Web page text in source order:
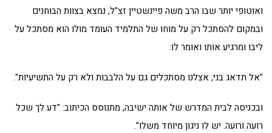
ואוטופי יותר שבו הרב משה פיינשטיין זצ"ל, נמצא בצוות הבוחנים
ובמקום להסתכל רק על מוחו של התלמיד העומד מולו הוא מסתכל על
ליבו ומרגיע אותו ואומר לו:
"אל תדאג בני, אצלנו מסתכלים גם על הלבבות ולא רק על התשיעיות".
ובכניסה לבית המדרש של אותה ישיבה, מתנוסס הכיתוב: "דע לך שכל
רועה ורועה. יש לו ניגון מיוחד משלו".